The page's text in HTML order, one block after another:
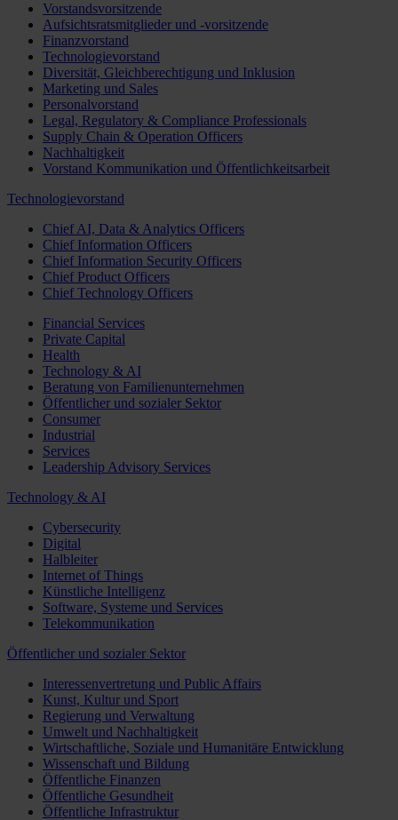
Vorstandsvorsitzende
Aufsichtsratsmitglieder und -vorsitzende
Finanzvorstand
Technologievorstand
Diversität, Gleichberechtigung und Inklusion
Marketing und Sales
Personalvorstand
Legal, Regulatory & Compliance Professionals
Supply Chain & Operation Officers
Nachhaltigkeit
Vorstand Kommunikation und Öffentlichkeitsarbeit
Technologievorstand
Chief AI, Data & Analytics Officers
Chief Information Officers
Chief Information Security Officers
Chief Product Officers
Chief Technology Officers
Financial Services
Private Capital
Health
Technology & AI
Beratung von Familienunternehmen
Öffentlicher und sozialer Sektor
Consumer
Industrial
Services
Leadership Advisory Services
Technology & AI
Cybersecurity
Digital
Halbleiter
Internet of Things
Künstliche Intelligenz
Software, Systeme und Services
Telekommunikation
Öffentlicher und sozialer Sektor
Interessenvertretung und Public Affairs
Kunst, Kultur und Sport
Regierung und Verwaltung
Umwelt und Nachhaltigkeit
Wirtschaftliche, Soziale und Humanitäre Entwicklung
Wissenschaft und Bildung
Öffentliche Finanzen
Öffentliche Gesundheit
Öffentliche Infrastruktur